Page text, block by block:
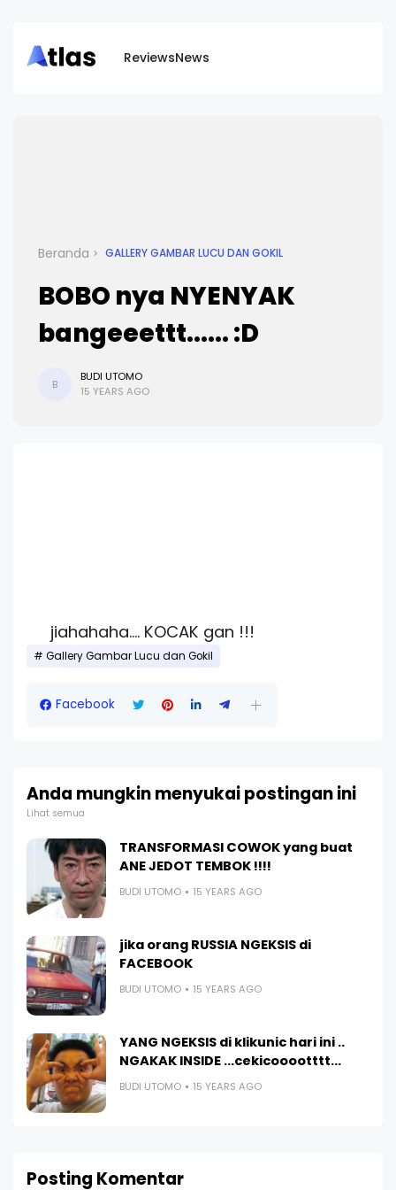
ReviewsNews
Beranda GALLERY GAMBAR LUCU DAN GOKIL
BOBO nya NYENYAK
bangeeettt...... :D
B
BUDI UTOMO
15 YEARS AGO
jiahahaha.... KOCAK gan !!!
Gallery Gambar Lucu dan Gokil
Facebook
Anda mungkin menyukai postingan ini
Lihat semua
TRANSFORMASI COWOK yang buat
ANE JEDOT TEMBOK !!!!
BUDI UTOMO 15 YEARS AGO
jika orang RUSSIA NGEKSIS di
FACEBOOK
BUDI UTOMO 15 YEARS AGO
YANG NGEKSIS di klikunic hari ini ..
NGAKAK INSIDE ...cekicooootttt...
BUDI UTOMO 15 YEARS AGO
Posting Komentar